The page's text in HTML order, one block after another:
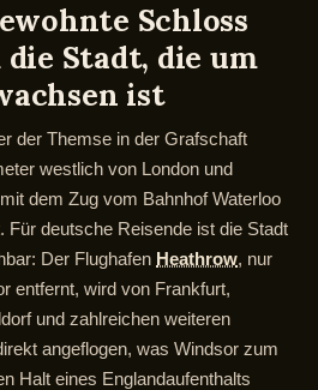
Schloss
Stadt, die um
ist
der Themse in der Grafschaft
westlich von London und
dem Zug vom Bahnhof Waterloo
Für deutsche Reisende ist die Stadt
Der Flughafen Heathrow, nur
entfernt, wird von Frankfurt,
und zahlreichen weiteren
angeflogen, was Windsor zum
Halt eines Englandaufenthalts